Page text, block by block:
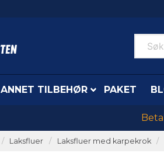
ANNET TILBEHØR PAKET
Laksfluer Laksfluer med karpekrok